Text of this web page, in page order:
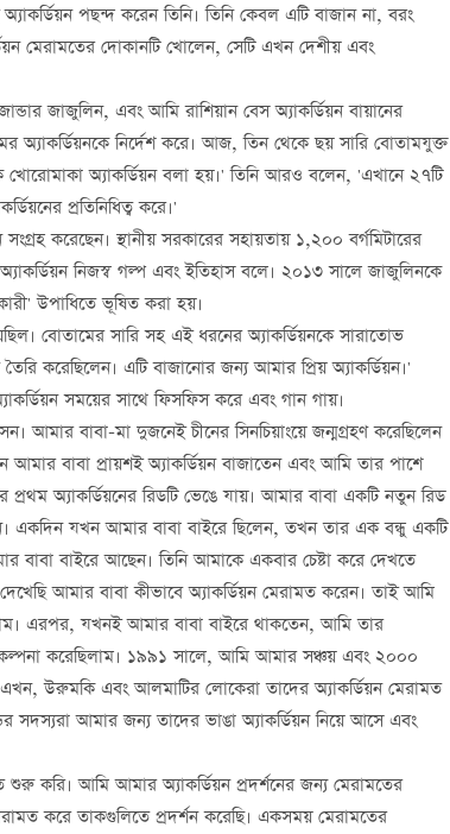
পছন্দ করেন তিনি। তিনি কেবল এটি বাজান না, বরং
মেরামতের দোকানটি খোলেন, সেটি এখন দেশীয় এবং
জাজুলিন, এবং আমি রাশিয়ান বেস অ্যাকর্ডিয়ন বায়ানের
অ্যাকর্ডিয়নকে নির্দেশ করে। আজ, তিন থেকে ছয় সারি বোতামযুক্ত
খোরোমাকা অ্যাকর্ডিয়ন বলা হয়।' তিনি আরও বলেন, 'এখানে ২৭টি
প্রতিনিধিত্ব করে।'
করেছেন। স্থানীয় সরকারের সহায়তায় ১,২০০ বর্গমিটারের
অ্যাকর্ডিয়ন নিজস্ব গল্প এবং ইতিহাস বলে। ২০১৩ সালে জাজুলিনকে
উপাধিতে ভূষিত করা হয়।
বোতামের সারি সহ এই ধরনের অ্যাকর্ডিয়নকে সারাতোভ
করেছিলেন। এটি বাজানোর জন্য আমার প্রিয় অ্যাকর্ডিয়ন।'
সময়ের সাথে ফিসফিস করে এবং গান গায়।
আমার বাবা-মা দুজনেই চীনের সিনচিয়াংয়ে জন্মগ্রহণ করেছিলেন
বাবা প্রায়শই অ্যাকর্ডিয়ন বাজাতেন এবং আমি তার পাশে
অ্যাকর্ডিয়নের রিডটি ভেঙে যায়। আমার বাবা একটি নতুন রিড
একদিন যখন আমার বাবা বাইরে ছিলেন, তখন তার এক বন্ধু একটি
বাইরে আছেন। তিনি আমাকে একবার চেষ্টা করে দেখতে
আমার বাবা কীভাবে অ্যাকর্ডিয়ন মেরামত করেন। তাই আমি
এরপর, যখনই আমার বাবা বাইরে থাকতেন, আমি তার
করেছিলাম। ১৯৯১ সালে, আমি আমার সঞ্চয় এবং ২০০০
উরুমকি এবং আলমাটির লোকেরা তাদের অ্যাকর্ডিয়ন মেরামত
সদস্যরা আমার জন্য তাদের ভাঙা অ্যাকর্ডিয়ন নিয়ে আসে এবং
করি। আমি আমার অ্যাকর্ডিয়ন প্রদর্শনের জন্য মেরামতের
করে তাকগুলিতে প্রদর্শন করেছি। একসময় মেরামতের